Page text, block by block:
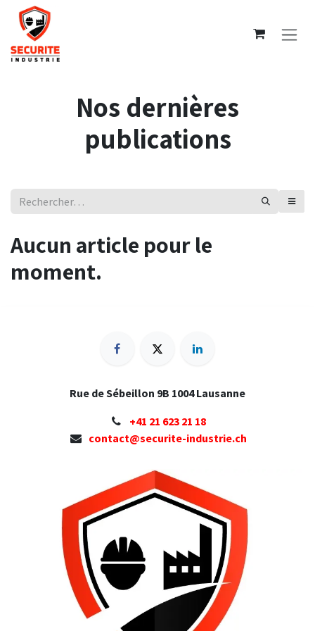
Se rendre au contenu
Nos dernières
publications
Aucun article pour le
moment.
Rue de Sébeillon 9B 1004 Lausanne
+41 ​21 623 21 18
contact@securite-industrie.ch